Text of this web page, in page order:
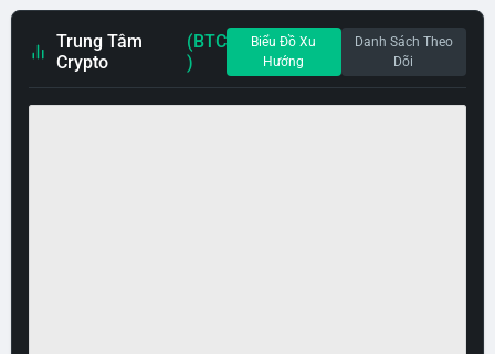
Trung Tâm
Crypto
(BTC
)
Biểu Đồ Xu
Hướng
Danh Sách Theo
Dõi